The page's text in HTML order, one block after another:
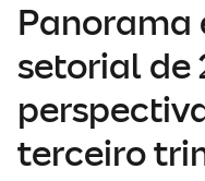
Panorama
setorial de
terceiro